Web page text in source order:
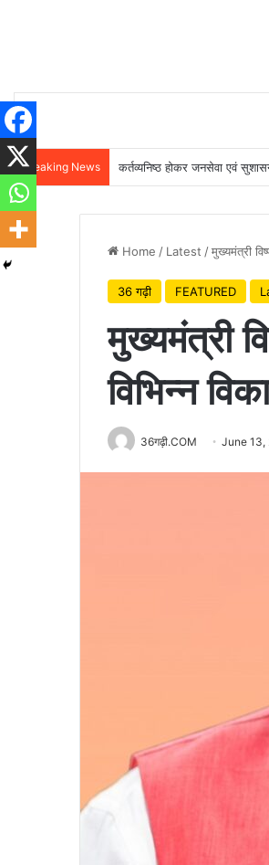
Breaking News कर्तव्यनिष्ठ होकर जनसेवा एवं
Home / Latest /मुख्यमंत्री
36 गढ़ी FEATURED
मुख्यमंत्री
विभिन्न
36गढ़ी.COM June 13,